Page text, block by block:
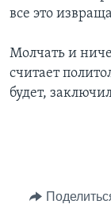
все это
Молчать и
считает
будет,